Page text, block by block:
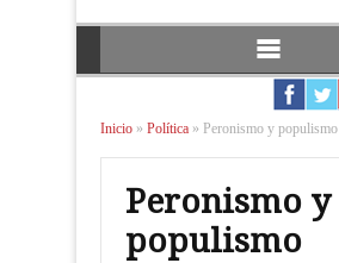
Inicio » Política » Peronismo y populismo
Peronismo y
populismo